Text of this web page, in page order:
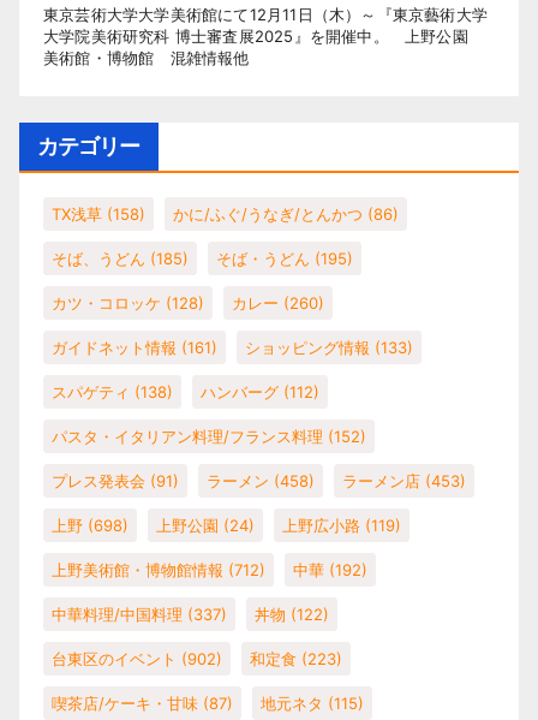
東京芸術大学大学美術館にて12月11日（木）～『東京藝術大学
大学院美術研究科 博士審査展2025』を開催中。 上野公園
美術館・博物館 混雑情報他
カテゴリー
TX浅草 (158) かに/ふぐ/うなぎ/とんかつ (86)
そば、うどん (185) そば・うどん (195)
カツ・コロッケ (128) カレー (260)
ガイドネット情報 (161) ショッピング情報 (133)
スパゲティ (138) ハンバーグ (112)
パスタ・イタリアン料理/フランス料理 (152)
プレス発表会 (91) ラーメン (458) ラーメン店 (453)
上野 (698) 上野公園 (24) 上野広小路 (119)
上野美術館・博物館情報 (712) 中華 (192)
中華料理/中国料理 (337) 丼物 (122)
台東区のイベント (902) 和定食 (223)
喫茶店/ケーキ・甘味 (87) 地元ネタ (115)